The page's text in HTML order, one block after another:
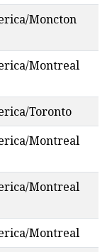
Moncton
Montreal
Toronto
Montreal
Montreal
Montreal